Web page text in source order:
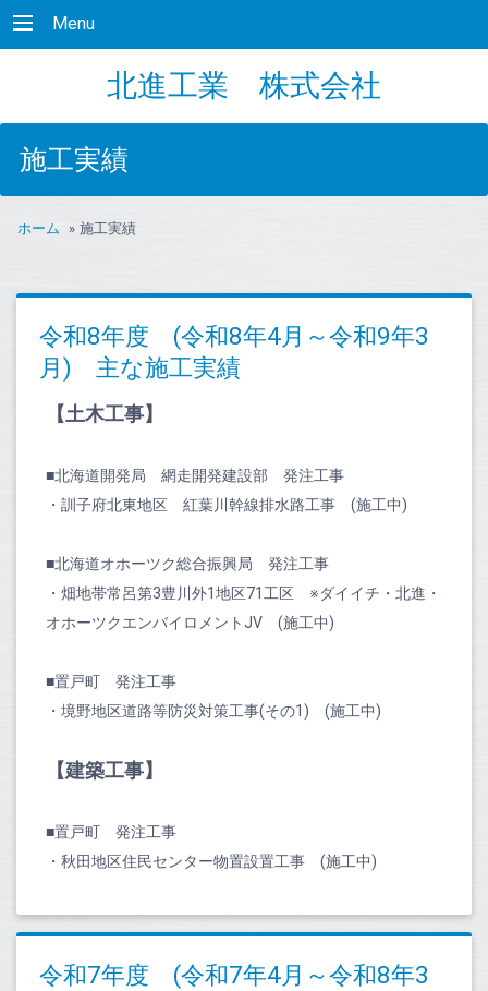
Menu
北進工業 株式会社
施工実績
ホーム » 施工実績
令和8年度 (令和8年4月～令和9年3
月) 主な施工実績
【土木工事】
■北海道開発局 網走開発建設部 発注工事
・訓子府北東地区 紅葉川幹線排水路工事 (施工中)
■北海道オホーツク総合振興局 発注工事
・畑地帯常呂第3豊川外1地区71工区 ※ダイイチ・北進・
オホーツクエンバイロメントJV (施工中)
■置戸町 発注工事
・境野地区道路等防災対策工事(その1) (施工中)
【建築工事】
■置戸町 発注工事
・秋田地区住民センター物置設置工事 (施工中)
令和7年度 (令和7年4月～令和8年3